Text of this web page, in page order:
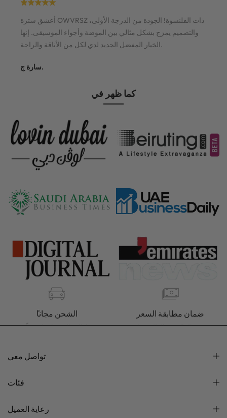
أعشق سترة OWVRSZ ذات القلنسوة! الجودة من الدرجة الأولى،
والتصميم يمزج بشكل مثالي بين الموضة وأجواء الموسيقى. إنها
الخيار المفضل الجديد لدي لكل من الأناقة والراحة.
سارة ج.
كما ظهر في
ًالشحن مجانا
اطلب اليوم، استلم غداً
ضمان مطابقة السعر
وفر المال عند الطلب منا
تواصل معي
فئات
رعاية العميل